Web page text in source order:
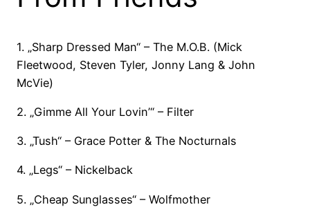
1. „Sharp Dressed Man“ – The M.O.B. (Mick
Fleetwood, Steven Tyler, Jonny Lang & John
McVie)
2. „Gimme All Your Lovin’“ – Filter
3. „Tush“ – Grace Potter & The Nocturnals
4. „Legs“ – Nickelback
5. „Cheap Sunglasses“ – Wolfmother